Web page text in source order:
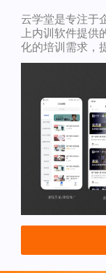
云学堂是专注于
上内训软件提供
化的培训需求，